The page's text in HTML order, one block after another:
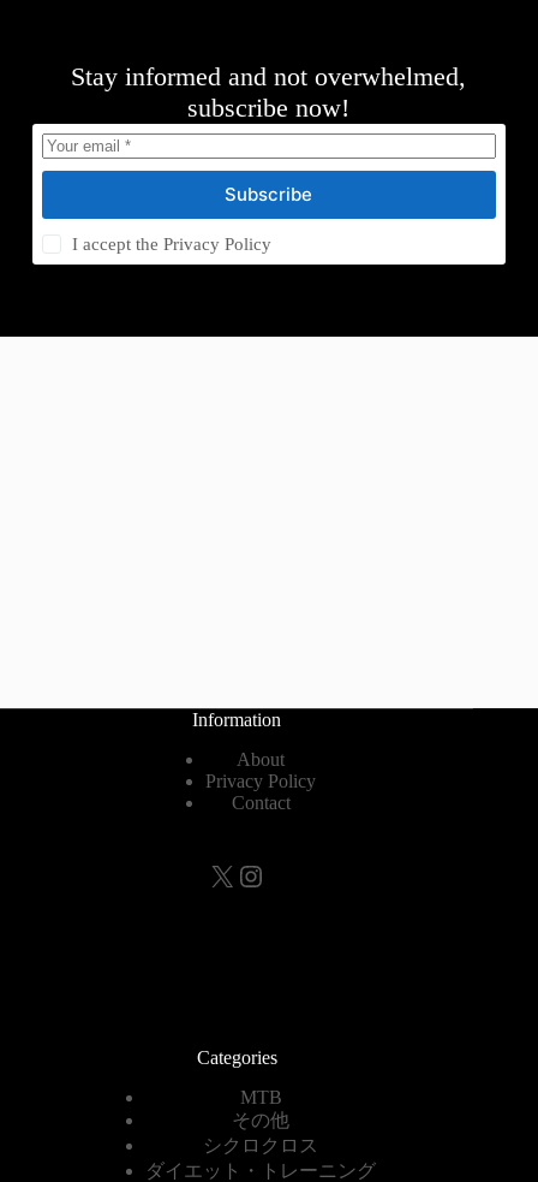
Stay informed and not overwhelmed,
subscribe now!
Subscribe
I accept thePrivacy Policy
Information
About
Privacy Policy
Contact
X Instagram
Categories
MTB
その他
シクロクロス
ダイエット・トレーニング